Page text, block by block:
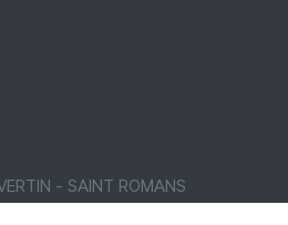
- SAINT ROMANS